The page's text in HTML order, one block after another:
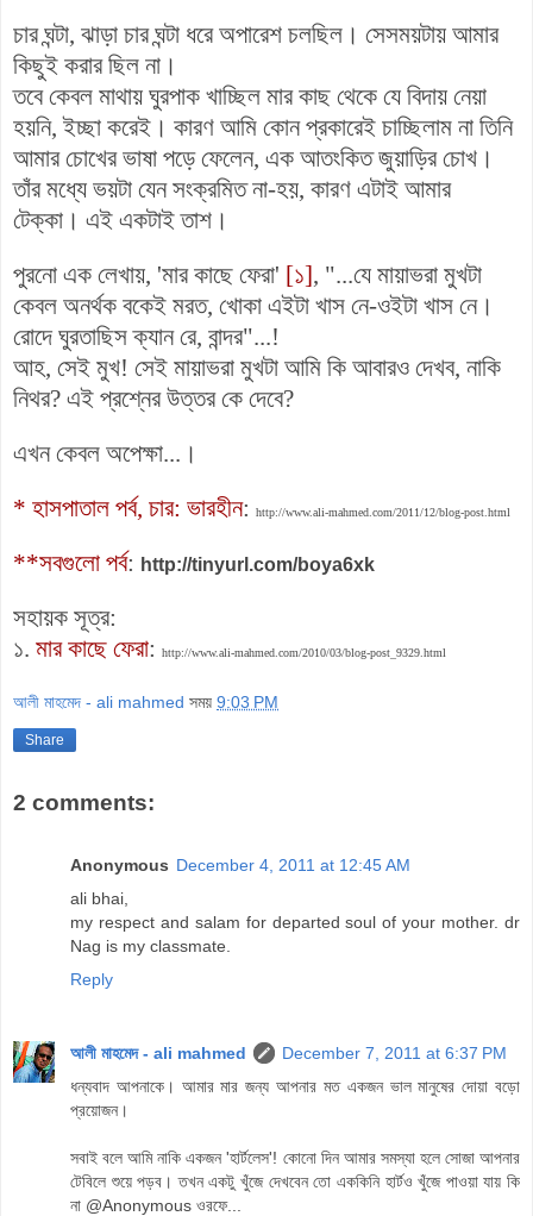
চার ঘন্টা, ঝাড়া চার ঘন্টা ধরে অপারেশ চলছিল। সেসময়টায় আমার
কিছুই করার ছিল না।
তবে কেবল মাথায় ঘুরপাক খাচ্ছিল মার কাছ থেকে যে বিদায় নেয়া
হয়নি, ইচ্ছা করেই। কারণ আমি কোন প্রকারেই চাচ্ছিলাম না তিনি
আমার চোখের ভাষা পড়ে ফেলেন, এক আতংকিত জুয়াড়ির চোখ।
তাঁর মধ্যে ভয়টা যেন সংক্রমিত না-হয়, কারণ এটাই আমার
টেক্কা। এই একটাই তাশ।
পুরনো এক লেখায়, 'মার কাছে ফেরা' [১], "...যে মায়াভরা মুখটা
কেবল অনর্থক বকেই মরত, খোকা এইটা খাস নে-ওইটা খাস নে।
রোদে ঘুরতাছিস ক্যান রে, বান্দর"...!
আহ, সেই মুখ! সেই মায়াভরা মুখটা আমি কি আবারও দেখব, নাকি
নিথর? এই প্রশ্নের উত্তর কে দেবে?
এখন কেবল অপেক্ষা...।
* হাসপাতাল পর্ব, চার: ভারহীন: http://www.ali-mahmed.com/2011/12/blog-post.html
**সবগুলো পর্ব: http://tinyurl.com/boya6xk
সহায়ক সূত্র:
১. মার কাছে ফেরা: http://www.ali-mahmed.com/2010/03/blog-post_9329.html
আলী মাহমেদ - ali mahmed সময় 9:03 PM
Share
2 comments:
Anonymous December 4, 2011 at 12:45 AM
ali bhai,
my respect and salam for departed soul of your mother. dr
Nag is my classmate.
Reply
আলী মাহমেদ - ali mahmed
December 7, 2011 at 6:37 PM
ধন্যবাদ আপনাকে। আমার মার জন্য আপনার মত একজন ভাল মানুষের দোয়া বড়ো
প্রয়োজন।
সবাই বলে আমি নাকি একজন 'হার্টলেস'! কোনো দিন আমার সমস্যা হলে সোজা আপনার
টেবিলে শুয়ে পড়ব। তখন একটু খুঁজে দেখবেন তো এককিনি হার্টও খুঁজে পাওয়া যায় কি
না @Anonymous ওরফে...